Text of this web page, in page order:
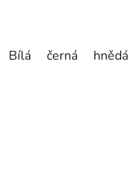
Bílá černá hnědá